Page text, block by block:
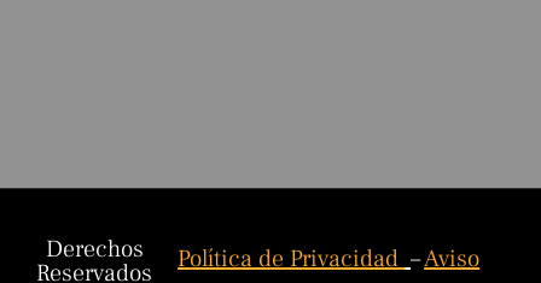
Derechos
Reservados Política de Privacidad–Aviso